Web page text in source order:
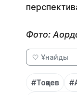
Фото:
🤍 Ұнайды
#Тоқаев